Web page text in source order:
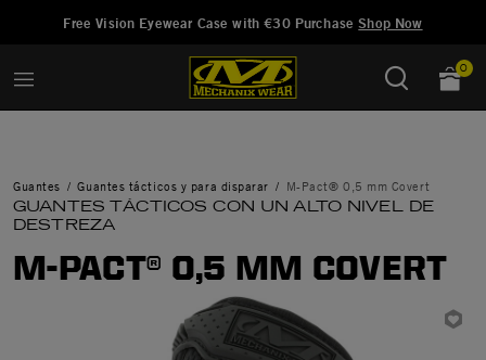
Free Vision Eyewear Case with €30 PurchaseShop Now
0
Guantes Guantes tácticos y para disparar M-Pact® 0,5 mm Covert
GUANTES TÁCTICOS CON UN ALTO NIVEL DE
DESTREZA
M-PACT® 0,5 MM COVERT
Añadido a Gestionar Lista de Deseos